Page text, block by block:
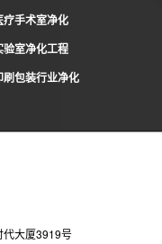
疗手术室净化
验室净化工程
刷包装行业净化
代大厦3919号